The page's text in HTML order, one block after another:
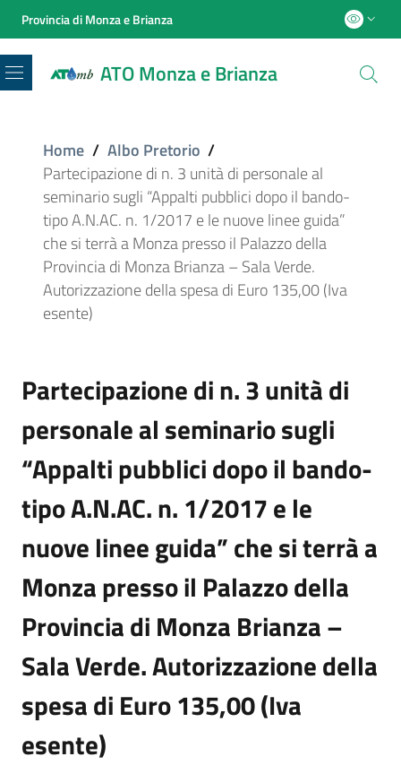
Provincia di Monza e Brianza
ATO Monza e Brianza
Menu
Home / Albo Pretorio /
Partecipazione di n. 3 unità di personale al
seminario sugli “Appalti pubblici dopo il bando-
tipo A.N.AC. n. 1/2017 e le nuove linee guida”
che si terrà a Monza presso il Palazzo della
Provincia di Monza Brianza – Sala Verde.
Autorizzazione della spesa di Euro 135,00 (Iva
esente)
Partecipazione di n. 3 unità di
personale al seminario sugli
“Appalti pubblici dopo il bando-
tipo A.N.AC. n. 1/2017 e le
nuove linee guida” che si terrà a
Monza presso il Palazzo della
Provincia di Monza Brianza –
Sala Verde. Autorizzazione della
spesa di Euro 135,00 (Iva
esente)